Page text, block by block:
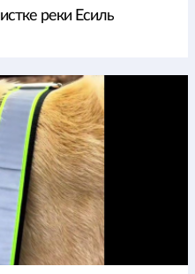
реки Есиль